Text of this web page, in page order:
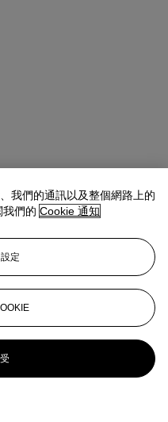
我們的通訊以及整個網路上的
們的 Cookie 通知
定